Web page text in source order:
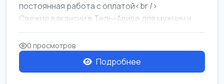
постоянная работа с оплатой<br />
Свежие вакансии в Тель-Авиве для мужчин и
женщин от хозя...
0 просмотров
Подробнее